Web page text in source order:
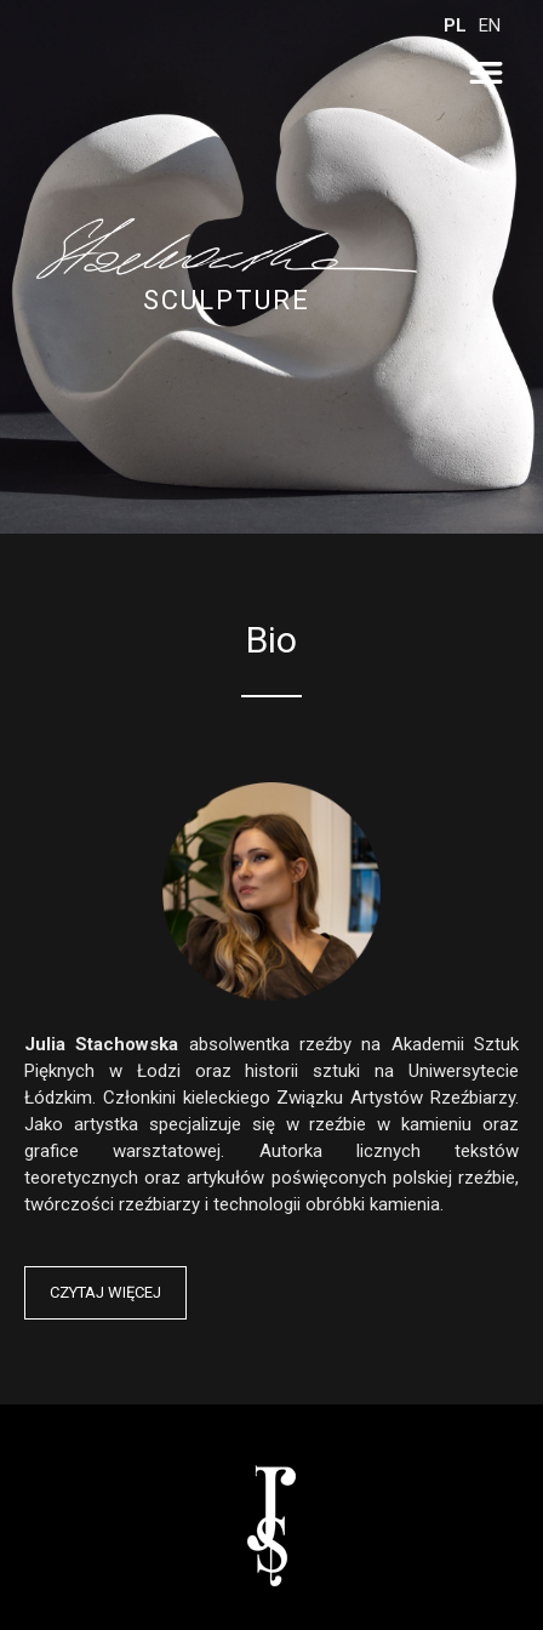
PL EN
SCULPTURE
Bio
Julia Stachowska absolwentka rzeźby na Akademii Sztuk
Pięknych w Łodzi oraz historii sztuki na Uniwersytecie
Łódzkim. Członkini kieleckiego Związku Artystów Rzeźbiarzy.
Jako artystka specjalizuje się w rzeźbie w kamieniu oraz
grafice warsztatowej. Autorka licznych tekstów
teoretycznych oraz artykułów poświęconych polskiej rzeźbie,
twórczości rzeźbiarzy i technologii obróbki kamienia.
CZYTAJ WIĘCEJ